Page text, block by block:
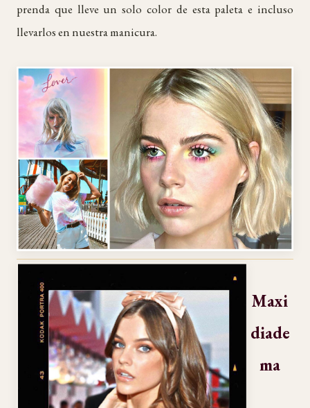
prenda que lleve un solo color de esta paleta e incluso
llevarlos en nuestra manicura.
Maxi
diade
ma